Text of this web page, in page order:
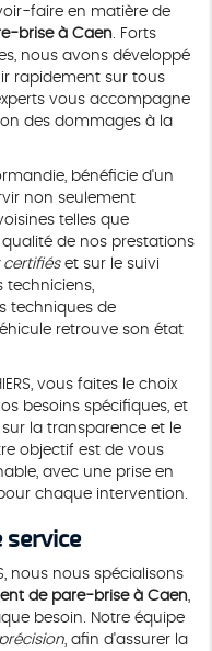
faire en matière de
brise à Caen. Forts
nous avons développé
rapidement sur tous
vous accompagne
des dommages à la
bénéficie d'un
non seulement
telles que
qualité de nos prestations
et sur le suivi
techniciens,
techniques de
retrouve son état
vous faites le choix
besoins spécifiques, et
la transparence et le
objectif est de vous
avec une prise en
chaque intervention.
service
nous nous spécialisons
de pare-brise à Caen,
besoin. Notre équipe
, afin d'assurer la